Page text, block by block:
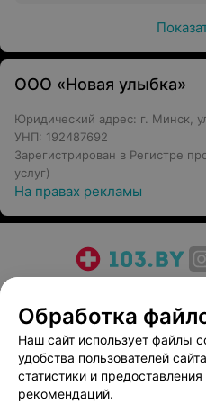
ООО «Новая улыбка»
Юридический адрес: г. Минск,
УНП: 192487692
Зарегистрирован в Регистре
услуг)
На правах рекламы
Медицинский
Пользовательское
Вакансии
Написать
Обработка
Наш сайт использует файлы
удобства пользователей
статистики и
рекомендаций.